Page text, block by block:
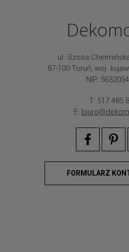
ul. Szosa
87-100 Toruń, woj.
NIP:
T: 517 485
E:
FORMULARZ